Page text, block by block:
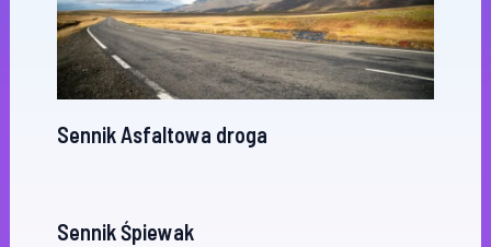
Sennik Asfaltowa droga
Sennik Śpiewak